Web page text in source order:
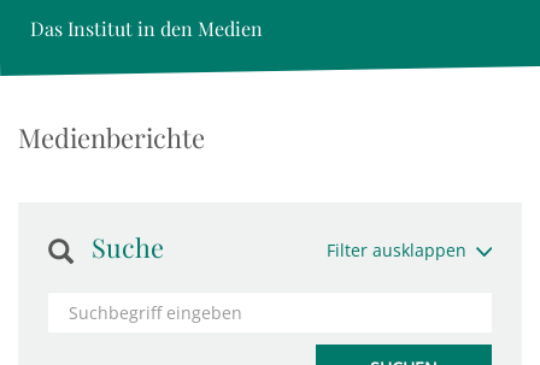
Das Institut in den Medien
Medienberichte
Suche Filter ausklappen